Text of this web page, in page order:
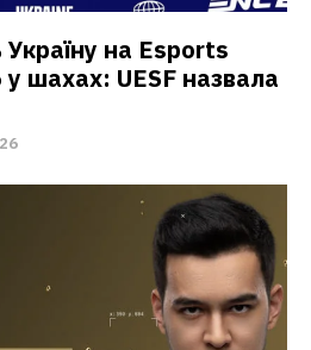
на Esports
шахах: UESF назвала